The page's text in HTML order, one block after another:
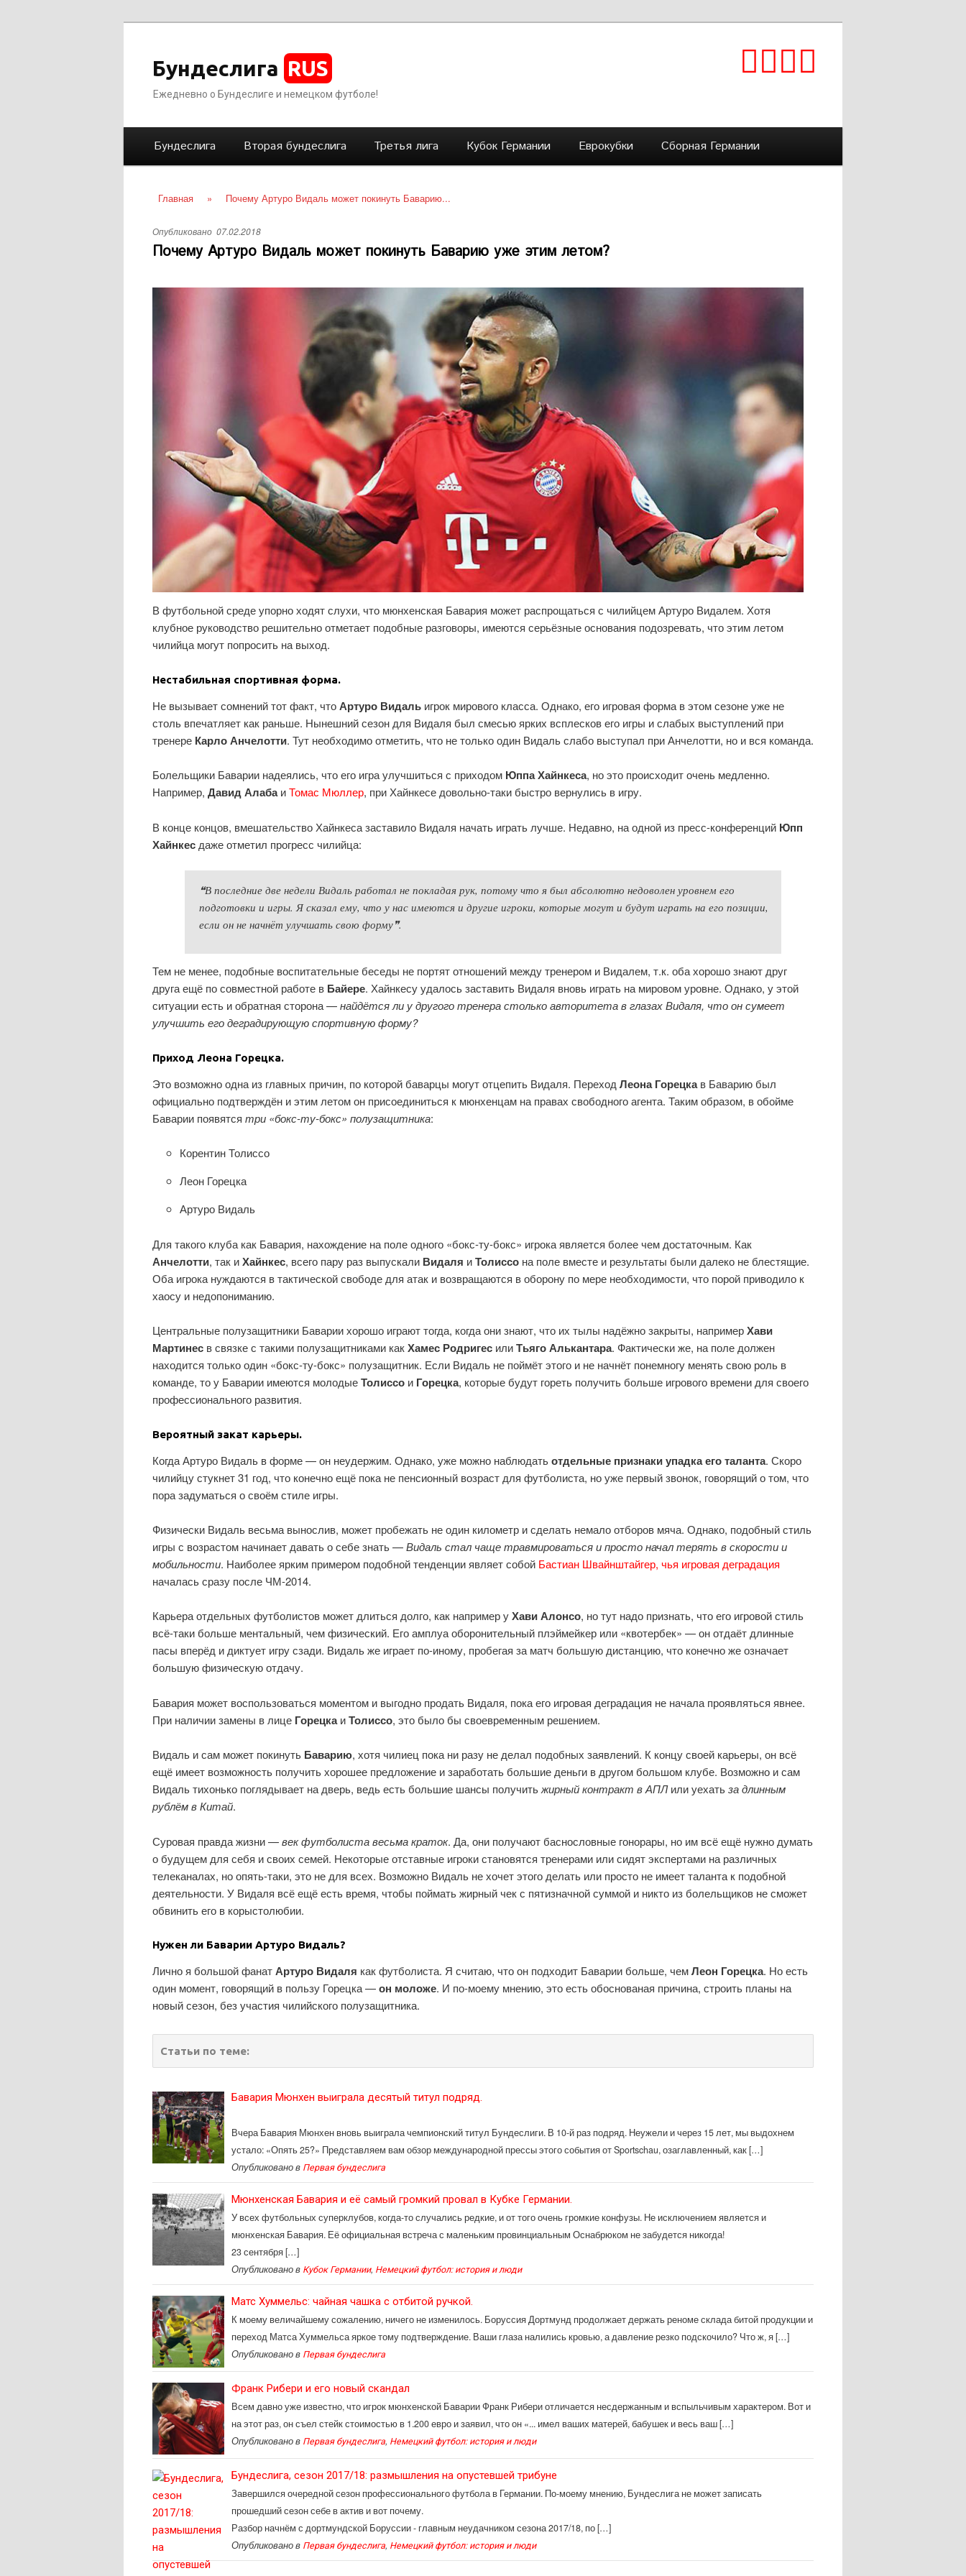
Бундеслига RUS
Ежедневно о Бундеслиге и немецком футболе!
а
Перейти
содержимому
Бундеслига Вторая бундеслига Третья лига Кубок Германии Еврокубки Сборная Германии
Главная » Почему Артуро Видаль может покинуть Баварию...
Почему Артуро Видаль может покинуть Баварию уже этим летом?
Опубликовано 07.02.2018
В футбольной среде упорно ходят слухи, что мюнхенская Бавария может распрощаться с чилийцем Артуро Видалем. Хотя
клубное руководство решительно отметает подобные разговоры, имеются серьёзные основания подозревать, что этим летом
чилийца могут попросить на выход.
Нестабильная спортивная форма.
Не вызывает сомнений тот факт, чтоАртуро Видаль игрок мирового класса. Однако, его игровая форма в этом сезоне уже не
столь впечатляет как раньше. Нынешний сезон для Видаля был смесью ярких всплесков его игры и слабых выступлений при
тренере Карло Анчелотти. Тут необходимо отметить, что не только один Видаль слабо выступал при Анчелотти, но и вся команда.
Болельщики Баварии надеялись, что его игра улучшиться с приходом Юппа Хайнкеса, но это происходит очень медленно.
Например, Давид АлабаиТомас Мюллер, при Хайнкесе довольно-таки быстро вернулись в игру.
В конце концов, вмешательство Хайнкеса заставило Видаля начать играть лучше. Недавно, на одной из пресс-конференций Юпп
Хайнкес даже отметил прогресс чилийца:
❝В последние две недели Видаль работал не покладая рук, потому что я был абсолютно недоволен уровнем его
подготовки и игры. Я сказал ему, что у нас имеются и другие игроки, которые могут и будут играть на его позиции,
если он не начнёт улучшать свою форму❞.
Тем не менее, подобные воспитательные беседы не портят отношений между тренером и Видалем, т.к. оба хорошо знают друг
друга ещё по совместной работе в Байере. Хайнкесу удалось заставить Видаля вновь играть на мировом уровне. Однако, у этой
ситуации есть и обратная сторона —найдётся ли у другого тренера столько авторитета в глазах Видаля, что он сумеет
улучшить его деградирующую спортивную форму?
Приход Леона Горецка.
Это возможно одна из главных причин, по которой баварцы могут отцепить Видаля. Переход Леона Горецкав Баварию был
официально подтверждён и этим летом он присоединиться к мюнхенцам на правах свободного агента. Таким образом, в обойме
Баварии появятся три «бокс-ту-бокс» полузащитника:
Корентин Толиссо
Леон Горецка
Артуро Видаль
Для такого клуба как Бавария, нахождение на поле одного «бокс-ту-бокс» игрока является более чем достаточным. Как
Анчелотти, так иХайнкес, всего пару раз выпускали Видаля иТолиссо на поле вместе и результаты были далеко не блестящие.
Оба игрока нуждаются в тактической свободе для атак и возвращаются в оборону по мере необходимости, что порой приводило к
хаосу и недопониманию.
Центральные полузащитники Баварии хорошо играют тогда, когда они знают, что их тылы надёжно закрыты, напримерХави
Мартинес в связке с такими полузащитниками какХамес Родригес илиТьяго Алькантара. Фактически же, на поле должен
находится только один «бокс-ту-бокс» полузащитник. Если Видаль не поймёт этого и не начнёт понемногу менять свою роль в
команде, то у Баварии имеются молодыеТолиссо и Горецка, которые будут гореть получить больше игрового времени для своего
профессионального развития.
Вероятный закат карьеры.
Когда Артуро Видаль в форме — он неудержим. Однако, уже можно наблюдатьотдельные признаки упадка его таланта. Скоро
чилийцу стукнет 31 год, что конечно ещё пока не пенсионный возраст для футболиста, но уже первый звонок, говорящий о том, что
пора задуматься о своём стиле игры.
Физически Видаль весьма вынослив, может пробежать не один километр и сделать немало отборов мяча. Однако, подобный стиль
игры с возрастом начинает давать о себе знать —Видаль стал чаще травмироваться и просто начал терять в скорости и
мобильности. Наиболее ярким примером подобной тенденции являет собой Бастиан Швайнштайгер, чья игровая деградация
началась сразу после ЧМ-2014.
Карьера отдельных футболистов может длиться долго, как например уХави Алонсо, но тут надо признать, что его игровой стиль
всё-таки больше ментальный, чем физический. Его амплуа оборонительный плэймейкер или «квотербек» — он отдаёт длинные
пасы вперёд и диктует игру сзади. Видаль же играет по-иному, пробегая за матч большую дистанцию, что конечно же означает
большую физическую отдачу.
Бавария может воспользоваться моментом и выгодно продать Видаля, пока его игровая деградация не начала проявляться явнее.
При наличии замены в лице ГорецкаиТолиссо, это было бы своевременным решением.
Видаль и сам может покинуть Баварию, хотя чилиец пока ни разу не делал подобных заявлений. К концу своей карьеры, он всё
ещё имеет возможность получить хорошее предложение и заработать большие деньги в другом большом клубе. Возможно и сам
Видаль тихонько поглядывает на дверь, ведь есть большие шансы получитьжирный контракт в АПЛили уехатьза длинным
рублём в Китай.
Суровая правда жизни —век футболиста весьма краток. Да, они получают баснословные гонорары, но им всё ещё нужно думать
о будущем для себя и своих семей. Некоторые отставные игроки становятся тренерами или сидят экспертами на различных
телеканалах, но опять-таки, это не для всех. Возможно Видаль не хочет этого делать или просто не имеет таланта к подобной
деятельности. У Видаля всё ещё есть время, чтобы поймать жирный чек с пятизначной суммой и никто из болельщиков не сможет
обвинить его в корыстолюбии.
Нужен ли Баварии Артуро Видаль?
Лично я большой фанатАртуро Видаля как футболиста. Я считаю, что он подходит Баварии больше, чемЛеон Горецка. Но есть
один момент, говорящий в пользу Горецка —он моложе. И по-моему мнению, это есть обоснованая причина, строить планы на
новый сезон, без участия чилийского полузащитника.
Статьи по теме:
Бавария Мюнхен выиграла десятый титул подряд.
Вчера Бавария Мюнхен вновь выиграла чемпионский титул Бундеслиги. В 10-й раз подряд. Неужели и через 15 лет, мы выдохнем
устало: «Опять 25?» Представляем вам обзор международной прессы этого события от Sportschau, озаглавленный, как […]
Опубликовано в Первая бундеслига
Мюнхенская Бавария и её самый громкий провал в Кубке Германии.
У всех футбольных суперклубов, когда-то случались редкие, и от того очень громкие конфузы. Не исключением является и
мюнхенская Бавария. Её официальная встреча с маленьким провинциальным Оснабрюком не забудется никогда!
23 сентября […]
Опубликовано в Кубок Германии, Немецкий футбол: история и люди
Матс Хуммельс: чайная чашка с отбитой ручкой.
К моему величайшему сожалению, ничего не изменилось. Боруссия Дортмунд продолжает держать реноме склада битой продукции и
переход Матса Хуммельса яркое тому подтверждение. Ваши глаза налились кровью, а давление резко подскочило? Что ж, я […]
Опубликовано в Первая бундеслига
Франк Рибери и его новый скандал
Всем давно уже известно, что игрок мюнхенской Баварии Франк Рибери отличается несдержанным и вспыльчивым характером. Вот и
на этот раз, он съел стейк стоимостью в 1.200 евро и заявил, что он «... имел ваших матерей, бабушек и весь ваш […]
Опубликовано в Первая бундеслига, Немецкий футбол: история и люди
Бундеслига, сезон 2017/18: размышления на опустевшей трибуне
Завершился очередной сезон профессионального футбола в Германии. По-моему мнению, Бундеслига не может записать
прошедший сезон себе в актив и вот почему.
Разбор начнём с дортмундской Боруссии - главным неудачником сезона 2017/18, по […]
Опубликовано в Первая бундеслига, Немецкий футбол: история и люди